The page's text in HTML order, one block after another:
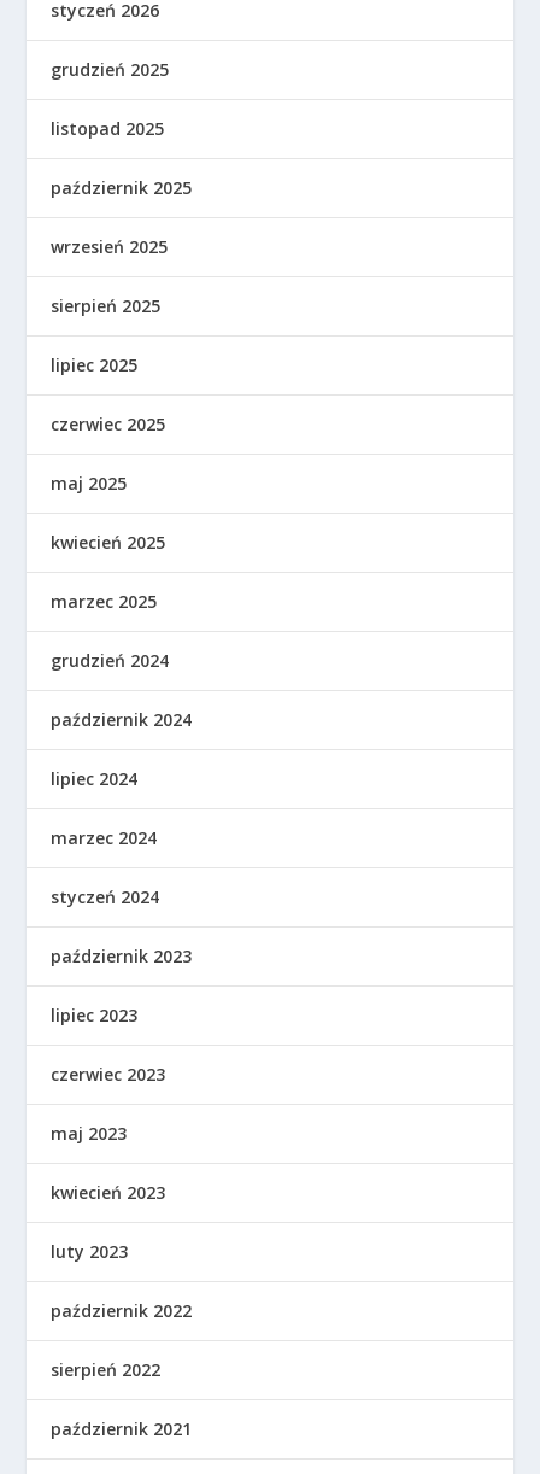
styczeń 2026
grudzień 2025
listopad 2025
październik 2025
wrzesień 2025
sierpień 2025
lipiec 2025
czerwiec 2025
maj 2025
kwiecień 2025
marzec 2025
grudzień 2024
październik 2024
lipiec 2024
marzec 2024
styczeń 2024
październik 2023
lipiec 2023
czerwiec 2023
maj 2023
kwiecień 2023
luty 2023
październik 2022
sierpień 2022
październik 2021